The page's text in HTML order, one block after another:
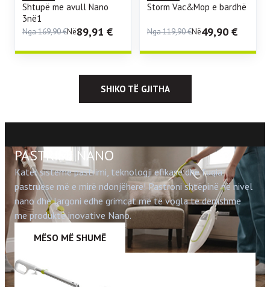
Shtupë me avull Nano
3në1
Nga169,90€Në89,91 €
Storm Vac&Mop e bardhë
Nga119,90€Në49,90 €
SHIKO TË GJITHA
PASTRIMI NANO
Katër sisteme pastrimi, teknologji efikase dhe fuqia
pastruese më e mirë ndonjëherë! Pastroni shtëpinë në nivel
nano dhe largoni edhe grimcat më të vogla të dëmshme
me produkte inovative Nano.
MËSO MË SHUMË